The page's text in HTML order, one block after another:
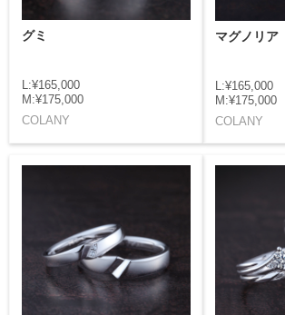
グミ
L:¥165,000
M:¥175,000
COLANY
マグノリア
L:¥165,000
M:¥175,000
COLANY